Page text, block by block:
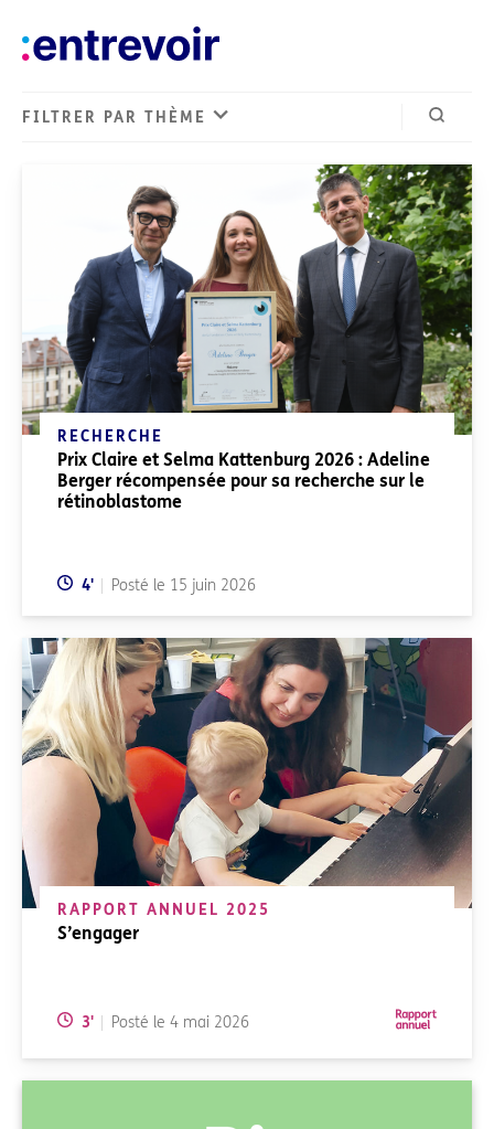
FILTRER PAR THÈME
Derniers articles
RECHERCHE
Prix Claire et Selma Kattenburg 2026 : Adeline
Berger récompensée pour sa recherche sur le
rétinoblastome
Temps de lecture:
4' Posté le 15 juin 2026
RAPPORT ANNUEL 2025
S’engager
Temps de lecture:
3' Posté le 4 mai 2026